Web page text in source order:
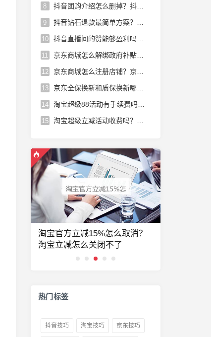
8 抖音团购介绍怎么删掉？抖音团购消费后的介绍怎么删除
9
10 抖音直播间的赞能够盈利吗？抖音直播的赞能赚钱吗
11 京东商城怎么解绑政府补贴？京东领取的政府补贴怎么解绑
12 京东商城怎么注册店铺？京东商城店铺怎么入驻入驻步骤有哪些
13 京东全保换新和质保换新哪个划算？京东全保换新和全保修哪个好
14 淘宝超级88活动有手续费吗？淘宝超级88会员有用吗
15
淘宝官方立减15%怎么取消？
淘宝立减怎么关闭不了
热门标签
抖音技巧 淘宝技巧 京东技巧